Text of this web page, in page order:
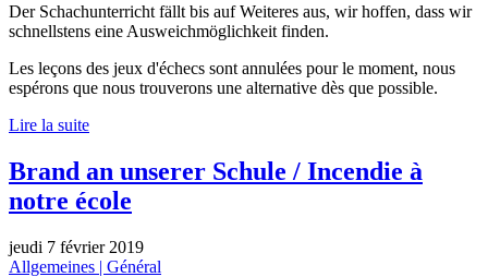
Der Schachunterricht fällt bis auf Weiteres aus, wir hoffen, dass wir
schnellstens eine Ausweichmöglichkeit finden.
Les leçons des jeux d'échecs sont annulées pour le moment, nous
espérons que nous trouverons une alternative dès que possible.
Lire la suite
Brand an unserer Schule / Incendie à
notre école
jeudi 7 février 2019
Allgemeines | Général